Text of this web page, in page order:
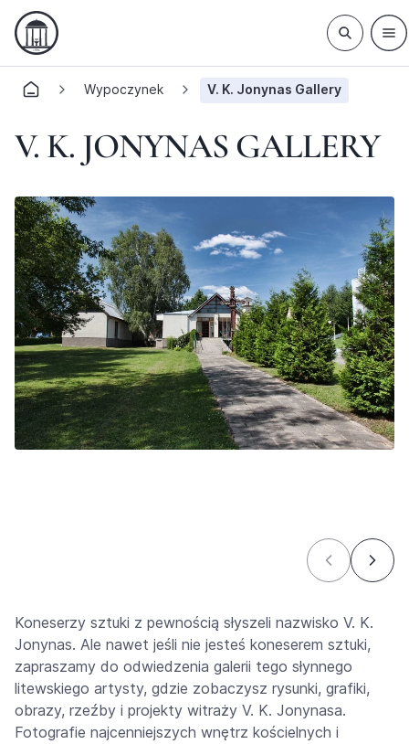
Wypoczynek V. K. Jonynas Gallery
V. K. JONYNAS GALLERY
Koneserzy sztuki z pewnością słyszeli nazwisko V. K.
Jonynas. Ale nawet jeśli nie jesteś koneserem sztuki,
zapraszamy do odwiedzenia galerii tego słynnego
litewskiego artysty, gdzie zobaczysz rysunki, grafiki,
obrazy, rzeźby i projekty witraży V. K. Jonynasa.
Fotografie najcenniejszych wnętrz kościelnych i